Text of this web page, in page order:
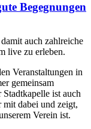
Begegnungen
auch zahlreiche
live zu erleben.
Veranstaltungen in
gemeinsam
ist auch
mit dabei und zeigt,
Verein ist.